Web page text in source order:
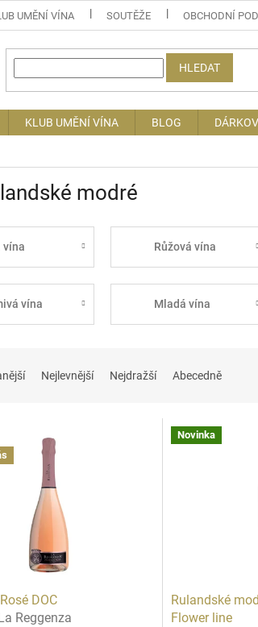
UMĚNÍ VÍNA SOUTĚŽE OBCHODNÍ
HLEDAT
KLUB UMĚNÍ VÍNA BLOG
modré
vína Růžová vína
vína Mladá vína
Nejlevnější Nejdražší Abecedně
DOC
Reggenza
Novinka
Rulandské
Flower line